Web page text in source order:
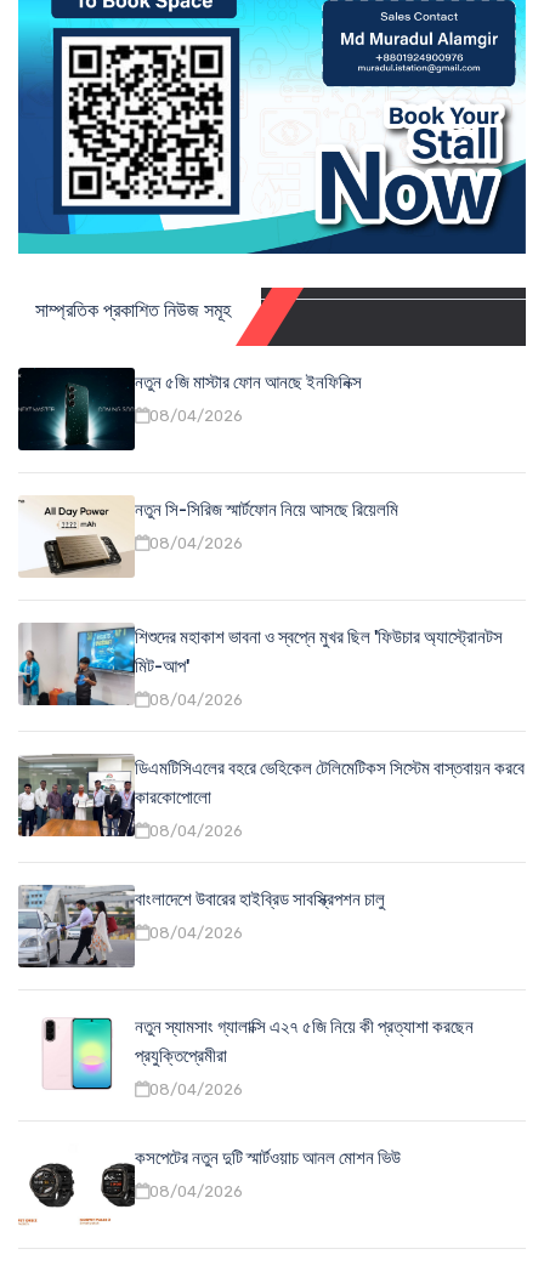
সাম্প্রতিক প্রকাশিত নিউজ সমূহ
নতুন ৫জি মাস্টার ফোন আনছে ইনফিনিক্স
08/04/2026
নতুন সি-সিরিজ স্মার্টফোন নিয়ে আসছে রিয়েলমি
08/04/2026
শিশুদের মহাকাশ ভাবনা ও স্বপ্নে মুখর ছিল 'ফিউচার অ্যাস্ট্রোনটস
মিট-আপ'
08/04/2026
ডিএমটিসিএলের বহরে ভেহিকেল টেলিমেটিকস সিস্টেম বাস্তবায়ন করবে
কারকোপোলো
08/04/2026
বাংলাদেশে উবারের হাইব্রিড সাবস্ক্রিপশন চালু
08/04/2026
নতুন স্যামসাং গ্যালাক্সি এ২৭ ৫জি নিয়ে কী প্রত্যাশা করছেন
প্রযুক্তিপ্রেমীরা
08/04/2026
কসপেটের নতুন দুটি স্মার্টওয়াচ আনল মোশন ভিউ
08/04/2026